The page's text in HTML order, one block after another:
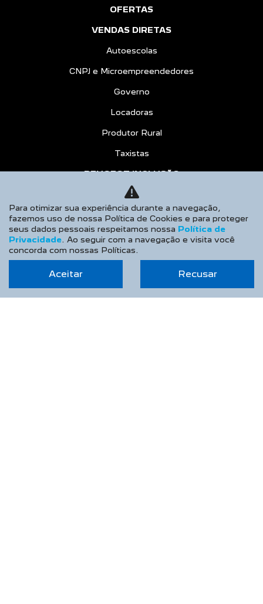
OFERTAS
VENDAS DIRETAS
Autoescolas
CNPJ e Microempreendedores
Governo
Locadoras
Produtor Rural
Taxistas
PEUGEOT INCLUSÃO
SOLUÇÕES FINANCEIRAS
Consórcio
Financiamento
Seguros
PEUGEOT CONFIANCE
Para otimizar sua experiência durante a navegação,
fazemos uso de nossa Política de Cookies e para proteger
seus dados pessoais respeitamos nossa Política de
Privacidade. Ao seguir com a navegação e visita você
concorda com nossas Políticas.
Aceitar Recusar